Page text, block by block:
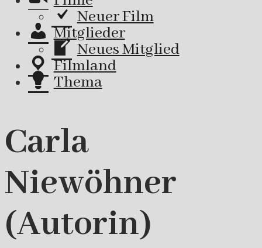
Neuer Film
Mitglieder
Neues Mitglied
Filmland
Thema
Carla
Niewöhner
(Autorin)